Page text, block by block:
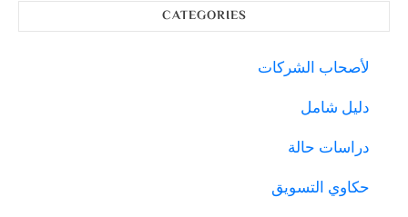
CATEGORIES
لأصحاب الشركات
دليل شامل
دراسات حالة
حكاوي التسويق